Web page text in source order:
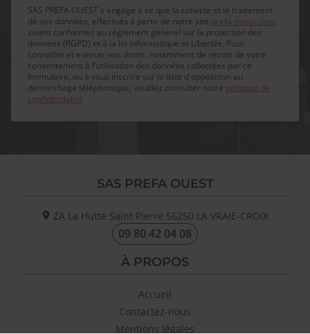
SAS PREFA OUEST s'engage à ce que la collecte et le traitement
de vos données, effectués à partir de notre site prefa-ouest.com,
soient conformes au règlement général sur la protection des
données (RGPD) et à la loi Informatique et Libertés. Pour
connaître et exercer vos droits, notamment de retrait de votre
consentement à l'utilisation des données collectées par ce
formulaire, ou à vous inscrire sur la liste d'opposition au
démarchage téléphonique, veuillez consulter notre politique de
confidentialité
SAS PREFA OUEST
ZA La Hutte Saint Pierre 56250 LA VRAIE-CROIX
09 80 42 04 08
À PROPOS
Accueil
Contactez-nous
Mentions légales